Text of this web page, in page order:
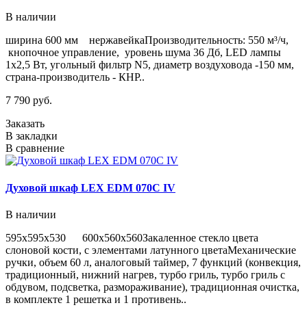
В наличии
ширина 600 мм нержавейкаПроизводительность: 550 м³/ч,
кнопочное управление, уровень шума 36 Дб, LED лампы
1х2,5 Вт, угольный фильтр N5, диаметр воздуховода -150 мм,
страна-производитель - КНР..
7 790 руб.
Заказать
В закладки
В сравнение
Духовой шкаф LEX EDM 070С IV
В наличии
595х595х530 600х560х560Закаленное стекло цвета
слоновой кости, с элементами латунного цветаМеханические
ручки, объем 60 л, аналоговый таймер, 7 функций (конвекция,
традиционный, нижний нагрев, турбо гриль, турбо гриль с
обдувом, подсветка, размораживание), традиционная очистка,
в комплекте 1 решетка и 1 противень..